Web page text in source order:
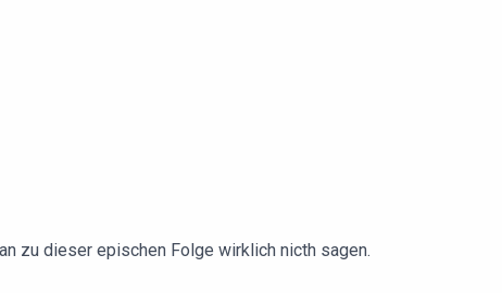
zu dieser epischen Folge wirklich nicth sagen.